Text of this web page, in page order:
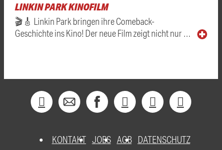
LINKIN PARK KINOFILM
🎬🎸 Linkin Park bringen ihre Comeback-
Geschichte ins Kino! Der neue Film zeigt nicht nur …
KONTAKT JOBS AGB DATENSCHUTZ